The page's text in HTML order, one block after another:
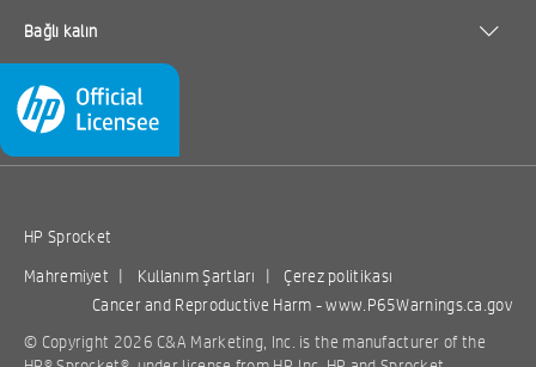
backed
Photo
Paper-20
sht/2 x …
• For use with HP
Sprocket and HP
Sprocket 2-in-1
• Instant prints
• Printable
durable prints
$9.99
ADD TO
CART
View Details
Sprocket 2-in-1.
photos
ADD TO
CART
View Details
Bağlı kalın
HP Sprocket
Mahremiyet | Kullanım Şartları |
Çerez politikası
Cancer and Reproductive Harm -www.P65Warnings.ca.gov
© Copyright 2026 C&A Marketing, Inc. is the manufacturer of the